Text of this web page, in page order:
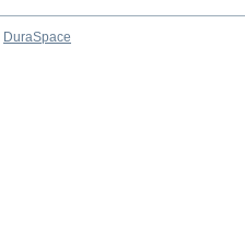
DuraSpace